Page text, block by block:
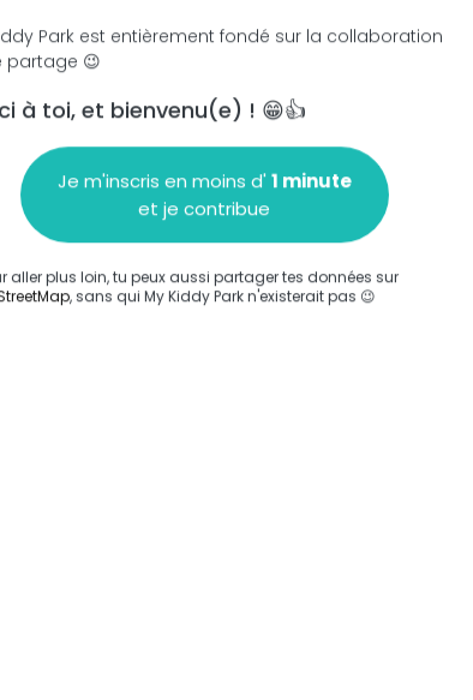
une description J'ajoute les équipements
un commentaire
sur ce parc.
Park est entièrement fondé sur la collaboration
partage 😉
à toi, et bienvenu(e) ! 😁👍
Je m'inscris en moins d'1 minute
et je contribue
aller plus loin, tu peux aussi partager tes données sur
, sans qui My Kiddy Park n'existerait pas 😉